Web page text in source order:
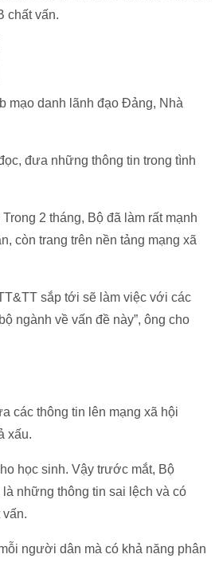
chất vấn.
mạo danh lãnh đạo Đảng, Nhà
đưa những thông tin trong tình
2 tháng, Bộ đã làm rất mạnh
còn trang trên nền tảng mạng xã
sắp tới sẽ làm việc với các
ngành về vấn đề này”, ông cho
các thông tin lên mạng xã hội
xấu.
học sinh. Vậy trước mắt, Bộ
những thông tin sai lệch và có
người dân mà có khả năng phân